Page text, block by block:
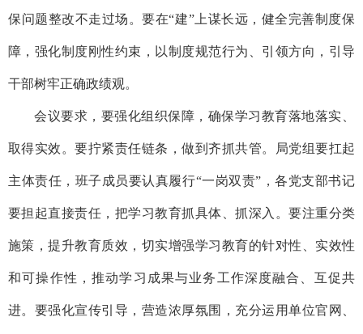
保问题整改不走过场。要在“建”上谋长远，健全完善制度保
障，强化制度刚性约束，以制度规范行为、引领方向，引导
干部树牢正确政绩观。
会议要求，要强化组织保障，确保学习教育落地落实、
取得实效。要拧紧责任链条，做到齐抓共管。局党组要扛起
主体责任，班子成员要认真履行“一岗双责”，各党支部书记
要担起直接责任，把学习教育抓具体、抓深入。要注重分类
施策，提升教育质效，切实增强学习教育的针对性、实效性
和可操作性，推动学习成果与业务工作深度融合、互促共
进。要强化宣传引导，营造浓厚氛围，充分运用单位官网、